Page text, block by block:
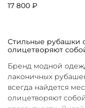
17 800 ₽
Стильные рубашки
олицетворяют
Бренд модной
лаконичных
всегда найдется
олицетворяют